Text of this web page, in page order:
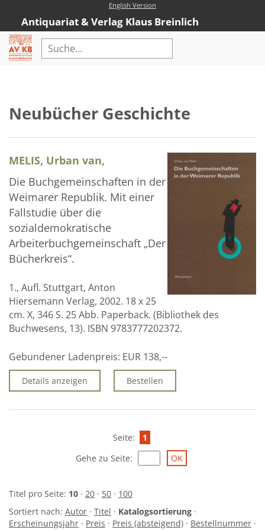
English Version
Antiquariat & Verlag Klaus Breinlich
Antiquariat
Kataloge
Neubücher
AVKB-Edition
AVKB-Edition Downloads
Buchempfehlungen
Neubuchsortiment
Über uns
Aktuelles
Meine Tätigkeitsfelder
Buchbinderei und Restauration
Glossar und Bibliographien
Warenkorb
Neubücher Geschichte
MELIS, Urban van,
Die Buchgemeinschaften in der
Weimarer Republik. Mit einer
Fallstudie über die
sozialdemokratische
Arbeiterbuchgemeinschaft „Der
Bücherkreis“.
1., Aufl. Stuttgart, Anton
Hiersemann Verlag, 2002. 18 x 25
cm. X, 346 S. 25 Abb. Paperback. (Bibliothek des
Buchwesens, 13). ISBN 9783777202372.
Gebundener Ladenpreis: EUR 138,--
Details anzeigen Bestellen
Seite:
1
Gehe zu Seite:
Titel pro Seite: 10 · 20 · 50 · 100
Sortiert nach: Autor · Titel · Katalogsortierung ·
Erscheinungsjahr · Preis · Preis (absteigend) · Bestellnummer ·